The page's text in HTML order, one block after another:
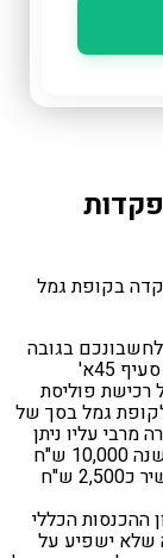
גמל
בגובה
האחוז שנקבע עבורכם. כך למשל, על פי סעיף 45א'
פוליסת
לקופת גמל בסך של
עליו ניתן
לקבל החזר מס. כך למשל, אם הופקדו בשנה 10,000 ש"ח
עבור פוליסת הביטוח, ניתן לקבל באופן ישיר כ2,500 ש"ח
הכללי
ישפיע על